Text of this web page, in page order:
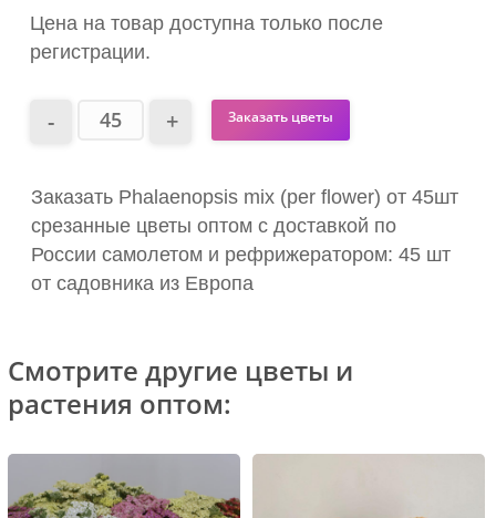
Цена на товар доступна только после
регистрации.
Заказать цветы
Заказать Phalaenopsis mix (per flower) от 45шт
срезанные цветы оптом с доставкой по
России самолетом и рефрижератором: 45 шт
от садовника из Европа
Смотрите другие цветы и
растения оптом: